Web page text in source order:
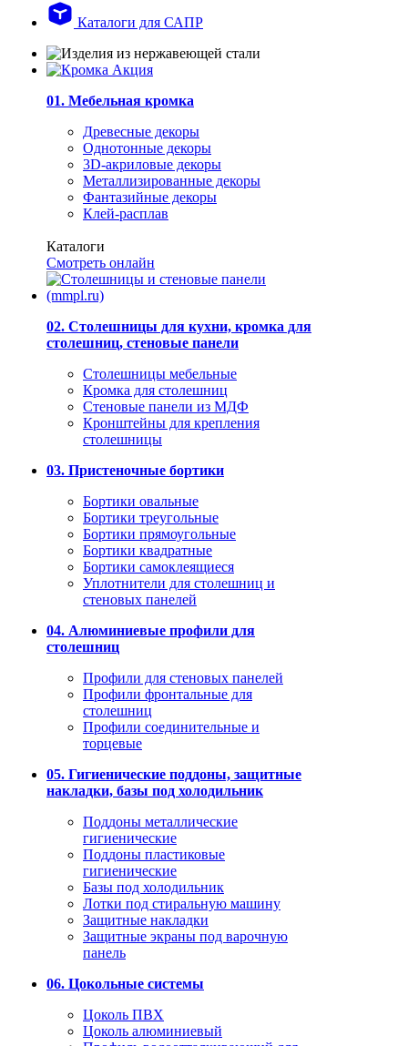
Каталоги для САПР
01. Мебельная кромка
Древесные декоры
Однотонные декоры
3D-акриловые декоры
Металлизированные декоры
Фантазийные декоры
Клей-расплав
Каталоги
Смотреть онлайн
02. Столешницы для кухни, кромка для
столешниц, стеновые панели
Столешницы мебельные
Кромка для столешниц
Стеновые панели из МДФ
Кронштейны для крепления
столешницы
03. Пристеночные бортики
Бортики овальные
Бортики треугольные
Бортики прямоугольные
Бортики квадратные
Бортики самоклеящиеся
Уплотнители для столешниц и
стеновых панелей
04. Алюминиевые профили для
столешниц
Профили для стеновых панелей
Профили фронтальные для
столешниц
Профили соединительные и
торцевые
05. Гигиенические поддоны, защитные
накладки, базы под холодильник
Поддоны металлические
гигиенические
Поддоны пластиковые
гигиенические
Базы под холодильник
Лотки под стиральную машину
Защитные накладки
Защитные экраны под варочную
панель
06. Цокольные системы
Цоколь ПВХ
Цоколь алюминиевый